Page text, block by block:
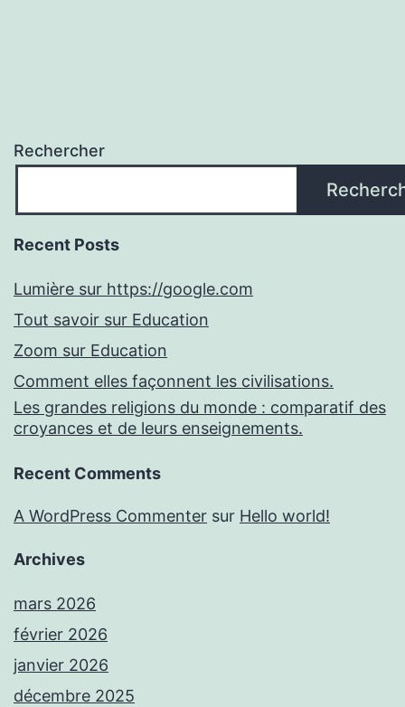
Rechercher
Recent Posts
Lumière sur https://google.com
Tout savoir sur Education
Zoom sur Education
Comment elles façonnent les civilisations.
Les grandes religions du monde : comparatif des
croyances et de leurs enseignements.
Recent Comments
A WordPress Commenter sur Hello world!
Archives
mars 2026
février 2026
janvier 2026
décembre 2025